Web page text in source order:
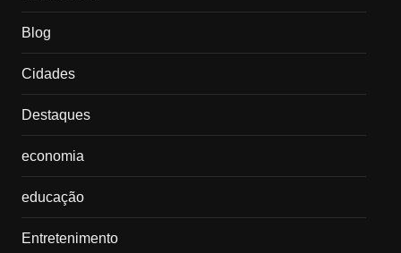
Blog
Cidades
Destaques
economia
educação
Entretenimento